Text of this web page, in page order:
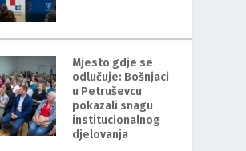
Mjesto gdje se
odlučuje: Bošnjaci
u Petruševcu
pokazali snagu
institucionalnog
djelovanja